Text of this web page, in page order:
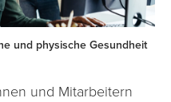
und physische Gesundheit
und Mitarbeitern